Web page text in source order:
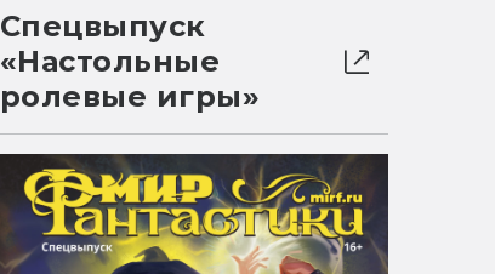
Спецвыпуск
«Настольные
ролевые игры»